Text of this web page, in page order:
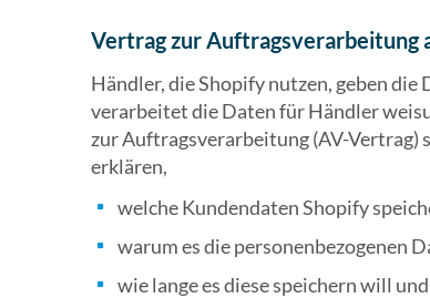
Vertrag zur Auftragsverarbeitung
Händler, die Shopify nutzen, geben
verarbeitet die Daten für Händler
zur Auftragsverarbeitung (AV-Vertrag)
erklären,
welche Kundendaten Shopify
warum es die personenbezogenen
wie lange es diese speichern will und